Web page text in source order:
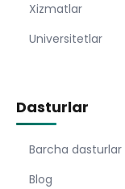
Xizmatlar
Universitetlar
Dasturlar
Barcha dasturlar
Blog